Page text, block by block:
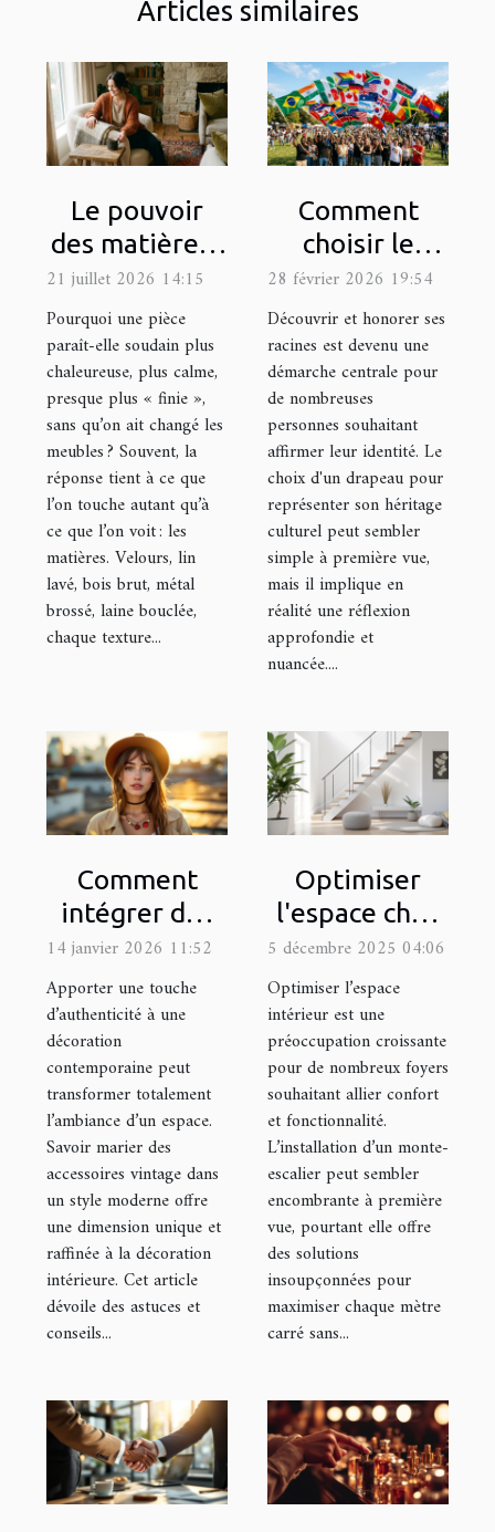
Articles similaires
Le pouvoir
des matières :
comment les
textures
influencent
l’ambiance
21 juillet 2026 14:15
Pourquoi une pièce
paraît-elle soudain plus
chaleureuse, plus calme,
presque plus « finie »,
sans qu’on ait changé les
meubles ? Souvent, la
réponse tient à ce que
l’on touche autant qu’à
ce que l’on voit : les
matières. Velours, lin
lavé, bois brut, métal
brossé, laine bouclée,
chaque texture...
Comment
choisir le
drapeau
représentatif
de votre
héritage
culturel ?
28 février 2026 19:54
Découvrir et honorer ses
racines est devenu une
démarche centrale pour
de nombreuses
personnes souhaitant
affirmer leur identité. Le
choix d'un drapeau pour
représenter son héritage
culturel peut sembler
simple à première vue,
mais il implique en
réalité une réflexion
approfondie et
nuancée....
Comment
intégrer des
accessoires
vintage dans
un style
moderne ?
14 janvier 2026 11:52
Apporter une touche
d’authenticité à une
décoration
contemporaine peut
transformer totalement
l’ambiance d’un espace.
Savoir marier des
accessoires vintage dans
un style moderne offre
une dimension unique et
raffinée à la décoration
intérieure. Cet article
dévoile des astuces et
conseils...
Optimiser
l'espace chez
soi : est-ce
possible avec
un monte-
escalier ?
5 décembre 2025 04:06
Optimiser l’espace
intérieur est une
préoccupation croissante
pour de nombreux foyers
souhaitant allier confort
et fonctionnalité.
L’installation d’un monte-
escalier peut sembler
encombrante à première
vue, pourtant elle offre
des solutions
insoupçonnées pour
maximiser chaque mètre
carré sans...